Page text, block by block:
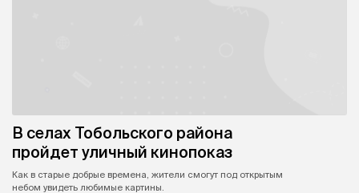
В селах Тобольского района
пройдет уличный кинопоказ
Как в старые добрые времена, жители смогут под открытым
небом увидеть любимые картины.